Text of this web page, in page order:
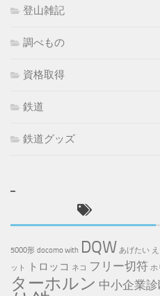
登山雑記
調べもの
資格取得
鉄道
鉄道グッズ
5000形 docomo with DQW あげたい
ット
トロッコ ネコ フリー切符 ホ
ターホルン 中小企業